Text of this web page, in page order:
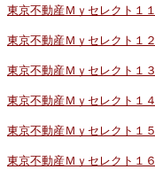
東京不動産Ｍｙセレクト１１
東京不動産Ｍｙセレクト１２
東京不動産Ｍｙセレクト１３
東京不動産Ｍｙセレクト１４
東京不動産Ｍｙセレクト１５
東京不動産Ｍｙセレクト１６